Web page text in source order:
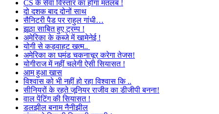
CS के सेवा विस्तार का होगा मतलब !
दो दशक बाद दोनों साथ
सैनिटरी पैड पर राहुल गांधी…
झूठा साबित हुए ट्रम्प !
अमेरिका के कब्जे में खामेनेई !
योगी से कड़वाहट खत्म..
अमेरिका का घमंड चकनाचूर करेगा तेजस!
योगीराज में नहीं चलेगी ऐसी सियासत !
आम हुआ खास
विश्वास को भी नहीं हो रहा विश्वास कि ..
सीनियरों के रहते जूनियर राजीव का डीजीपी बनना!
वाल पेंटिंग की सियासत !
डलझील बनाम नैनीझील